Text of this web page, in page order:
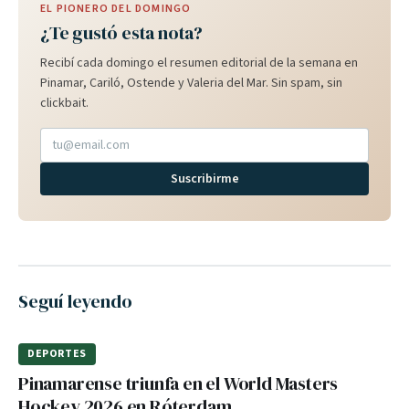
EL PIONERO DEL DOMINGO
¿Te gustó esta nota?
Recibí cada domingo el resumen editorial de la semana en
Pinamar, Cariló, Ostende y Valeria del Mar. Sin spam, sin
clickbait.
Suscribirme
Seguí leyendo
DEPORTES
Pinamarense triunfa en el World Masters